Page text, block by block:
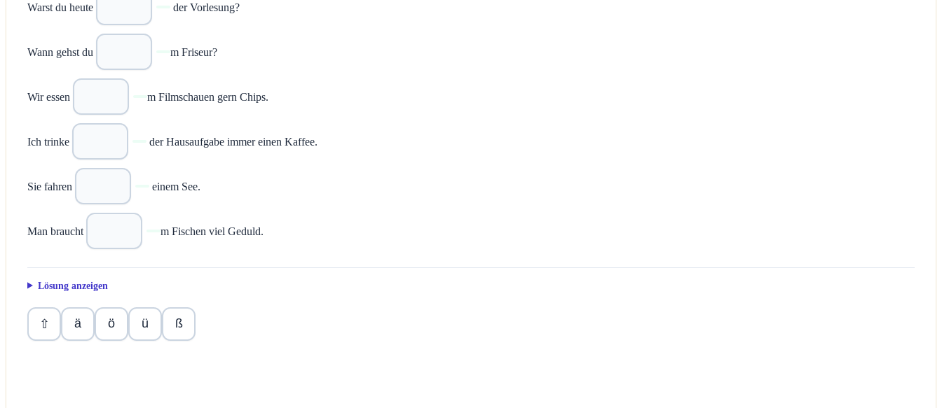
Warst du heute der Vorlesung?
Wann gehst du m Friseur?
Wir essen m Filmschauen gern Chips.
Ich trinke der Hausaufgabe immer einen Kaffee.
Sie fahren einem See.
Man braucht m Fischen viel Geduld.
Lösung anzeigen
⇧ ä ö ü ß